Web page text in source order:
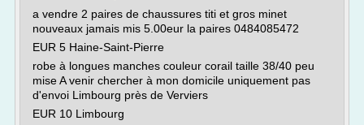
a vendre 2 paires de chaussures titi et gros minet
nouveaux jamais mis 5.00eur la paires 0484085472
EUR 5 Haine-Saint-Pierre
robe à longues manches couleur corail taille 38/40 peu
mise A venir chercher à mon domicile uniquement pas
d'envoi Limbourg près de Verviers
EUR 10 Limbourg